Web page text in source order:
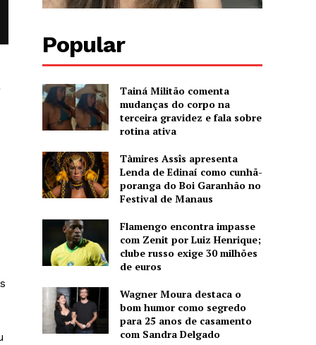
Popular
Tainá Militão comenta
mudanças do corpo na
terceira gravidez e fala sobre
rotina ativa
Tàmires Assîs apresenta
Lenda de Edinaí como cunhã-
poranga do Boi Garanhão no
Festival de Manaus
Flamengo encontra impasse
com Zenit por Luiz Henrique;
clube russo exige 30 milhões
de euros
Wagner Moura destaca o
bom humor como segredo
para 25 anos de casamento
com Sandra Delgado